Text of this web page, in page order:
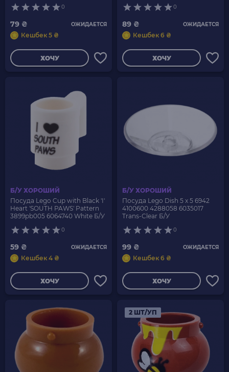
0
79 ₴ ОЖИДАЕТСЯ
Кешбек 5 ₴
ХОЧУ
0
89 ₴ ОЖИДАЕТСЯ
Кешбек 6 ₴
ХОЧУ
Б/У ХОРОШИЙ
Посуда Lego Cup with Black 'I'
Heart 'SOUTH PAWS' Pattern
3899pb005 6064740 White Б/У
0
59 ₴ ОЖИДАЕТСЯ
Кешбек 4 ₴
ХОЧУ
Б/У ХОРОШИЙ
Посуда Lego Dish 5 x 5 6942
4100600 4288058 6035017
Trans-Clear Б/У
0
99 ₴ ОЖИДАЕТСЯ
Кешбек 6 ₴
ХОЧУ
2 ШТ/УП